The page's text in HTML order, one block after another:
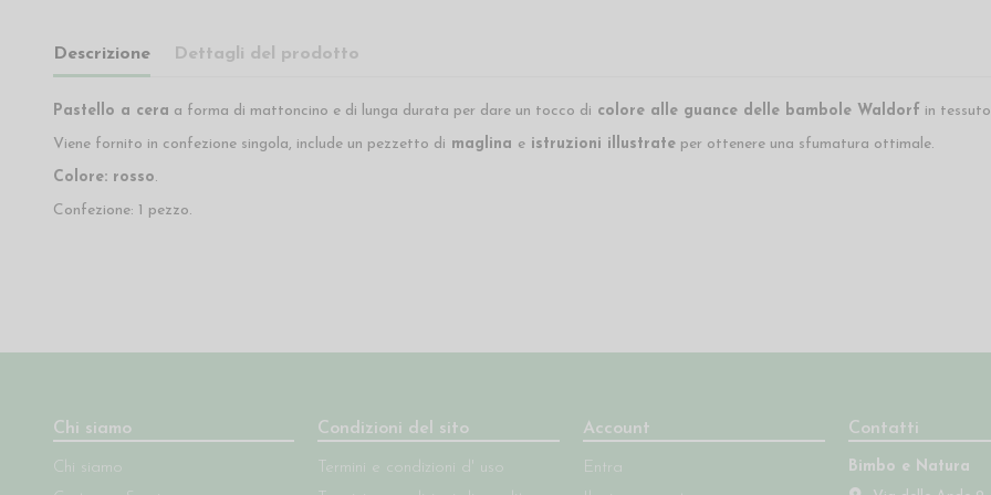
Descrizione Dettagli del prodotto
Pastello a cera a forma di mattoncino e di lunga durata per dare un tocco di colore alle guance delle bambole Waldorf in
Viene fornito in confezione singola, include un pezzetto di maglina eistruzioni illustrateper ottenere una sfumatura ottimale.
Colore: rosso.
Confezione: 1 pezzo.
Chi siamo
Chi siamo
Condizioni del sito
Termini e condizioni d' uso
Account
Entra
Contatti
Bimbo e Natura